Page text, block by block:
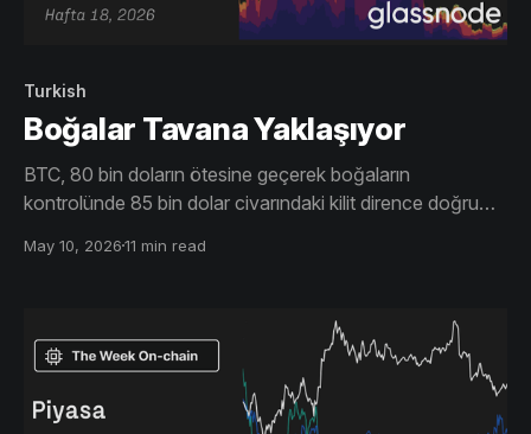
Turkish
Boğalar Tavana Yaklaşıyor
BTC, 80 bin doların ötesine geçerek boğaların
kontrolünde 85 bin dolar civarındaki kilit dirence doğru
ediyor, ancak daha güçlü spot takibi olmadan tepedeki
May 10, 202611 min read